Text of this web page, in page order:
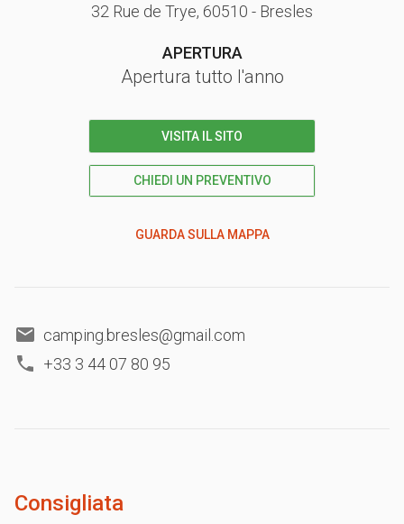
32 Rue de Trye, 60510 - Bresles
APERTURA
Apertura tutto l'anno
VISITA IL SITO
CHIEDI UN PREVENTIVO
GUARDA SULLA MAPPA
camping.bresles@gmail.com
+33 3 44 07 80 95
Consigliata